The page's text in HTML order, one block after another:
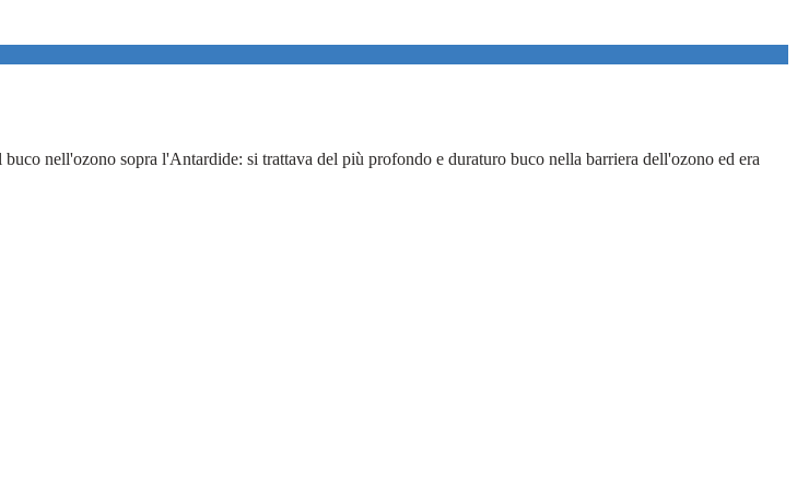
nell'ozono sopra l'Antardide: si trattava del più profondo e duraturo buco nella barriera dell'ozono ed era